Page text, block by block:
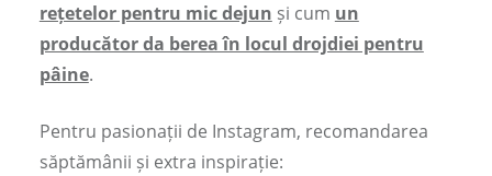
rețetelor pentru mic dejun și cum un
producător da berea în locul drojdiei pentru
pâine.
Pentru pasionații de Instagram, recomandarea
săptămânii și extra inspirație: